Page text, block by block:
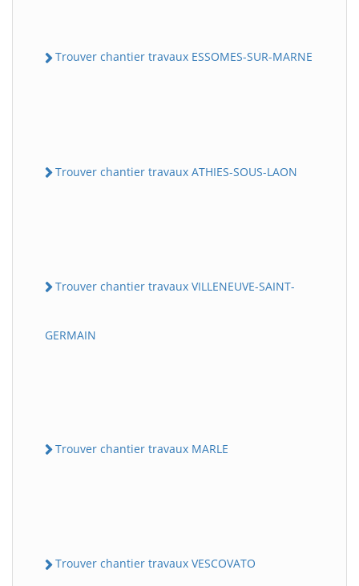
Trouver chantier travaux ESSOMES-SUR-MARNE
Trouver chantier travaux ATHIES-SOUS-LAON
Trouver chantier travaux VILLENEUVE-SAINT-
GERMAIN
Trouver chantier travaux MARLE
Trouver chantier travaux VESCOVATO